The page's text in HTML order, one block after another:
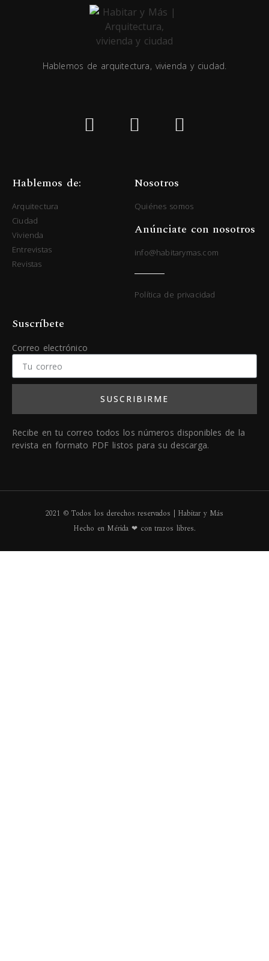
Hablemos de arquitectura, vivienda y ciudad.
Hablemos de:
Arquitectura
Ciudad
Vivienda
Entrevistas
Revistas
Nosotros
Quiénes somos
Anúnciate con nosotros
info@habitarymas.com
Política de privacidad
Suscríbete
Correo electrónico
SUSCRIBIRME
Recibe en tu correo todos los números disponibles de la
revista en formato PDF listos para su descarga.
2021 © Todos los derechos reservados | Habitar y Más
Hecho en Mérida ❤ con trazos libres.